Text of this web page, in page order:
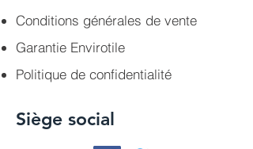
Conditions générales de vente
Garantie Envirotile
Politique de confidentialité
Siège social